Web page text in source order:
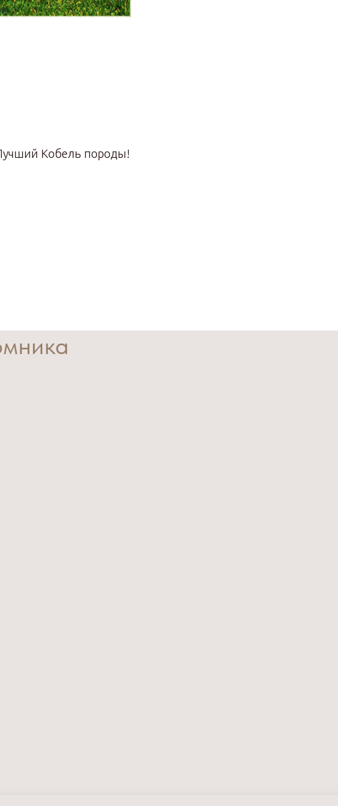
Кобель породы!